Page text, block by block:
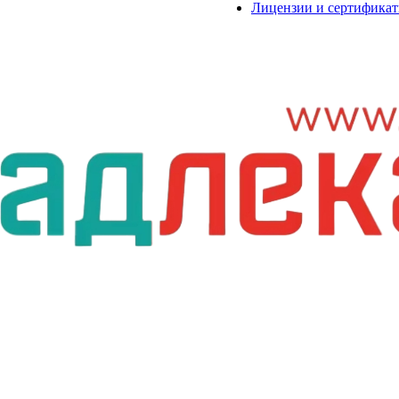
Лицензии и